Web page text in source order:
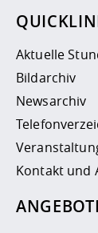
Aktuelle
Bildarchiv
Newsarchiv
Kontakt und